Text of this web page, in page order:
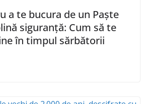
a te bucura de un Paște
siguranță: Cum să te
în timpul sărbătorii